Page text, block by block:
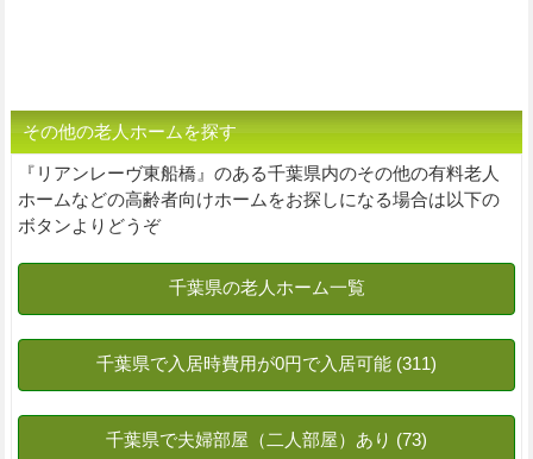
その他の老人ホームを探す
『リアンレーヴ東船橋』のある千葉県内のその他の有料老人
ホームなどの高齢者向けホームをお探しになる場合は以下の
ボタンよりどうぞ